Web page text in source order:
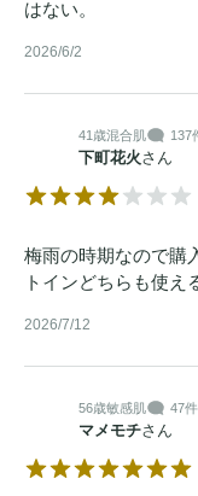
はない。
2026/6/2
41歳混合肌 137
下町花火さん
梅雨の時期なので購
トインどちらも使え
2026/7/12
56歳敏感肌 47件
マメモチさん